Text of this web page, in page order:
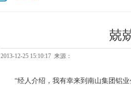
兢
2013-12-25 15:10:17 来源：
“经人介绍，我有幸来到南山集团铝